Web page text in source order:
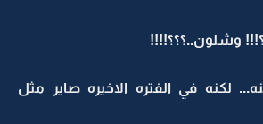
وشلون..؟؟؟!!!!
لكنه في الفتره الاخيره صاير مثل